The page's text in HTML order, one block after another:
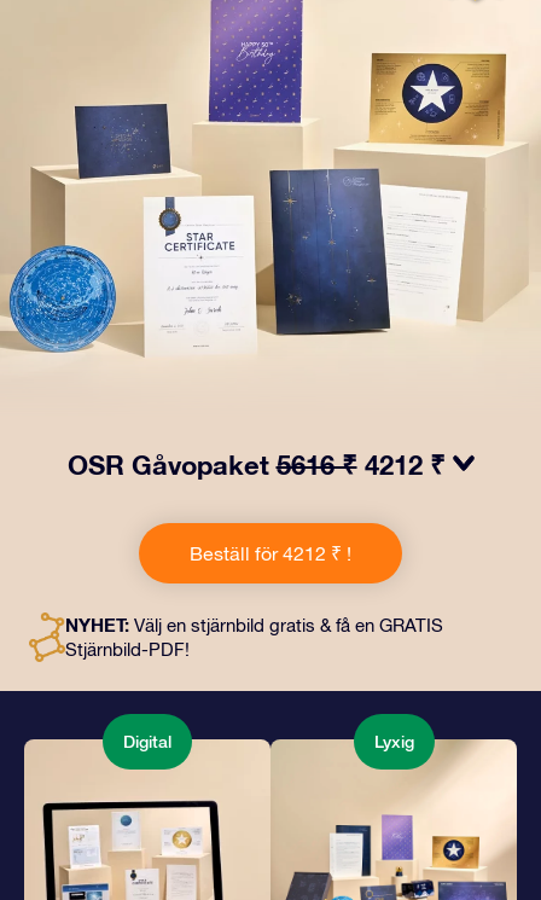
OSR Gåvopaket5616 ₹ 4212 ₹
gåva ingår ett vackert kuvert och personliga dokument
som skickas till en adress som du väljer, samt digitala
dokument och fri användning av våra appar. Det är ett
kära.
Beställ för 4212 ₹ !
NYHET: Välj en stjärnbild gratis & få en GRATIS
Stjärnbild-PDF!
Digital Lyxig